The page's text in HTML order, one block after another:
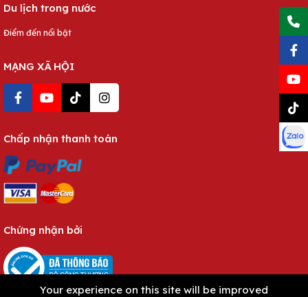
Du lịch trong nước
Điểm đến nổi bật
MẠNG XÃ HỘI
Chấp nhận thanh toán
Chứng nhận bởi
Your experience on this site will be improved